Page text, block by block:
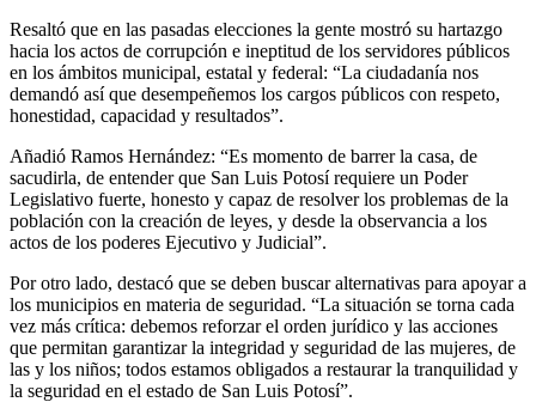
Resaltó que en las pasadas elecciones la gente mostró su hartazgo
hacia los actos de corrupción e ineptitud de los servidores públicos
en los ámbitos municipal, estatal y federal: “La ciudadanía nos
demandó así que desempeñemos los cargos públicos con respeto,
honestidad, capacidad y resultados”.
Añadió Ramos Hernández: “Es momento de barrer la casa, de
sacudirla, de entender que San Luis Potosí requiere un Poder
Legislativo fuerte, honesto y capaz de resolver los problemas de la
población con la creación de leyes, y desde la observancia a los
actos de los poderes Ejecutivo y Judicial”.
Por otro lado, destacó que se deben buscar alternativas para apoyar a
los municipios en materia de seguridad. “La situación se torna cada
vez más crítica: debemos reforzar el orden jurídico y las acciones
que permitan garantizar la integridad y seguridad de las mujeres, de
las y los niños; todos estamos obligados a restaurar la tranquilidad y
la seguridad en el estado de San Luis Potosí”.